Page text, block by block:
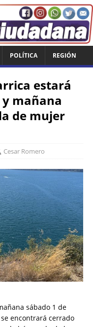
POLÍTICA REGIÓN
estará
mañana
de mujer
Cesar Romero
sábado 1 de
encontrará cerrado